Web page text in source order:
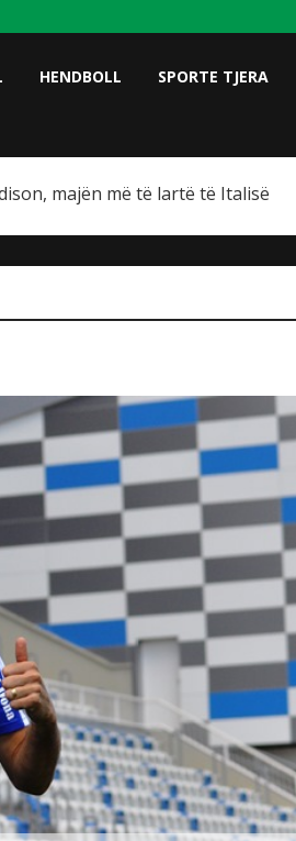
HENDBOLL SPORTE TJERA
majën më të lartë të Italisë